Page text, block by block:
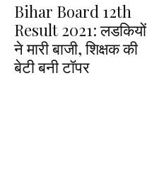
Bihar Board 12th
Result 2021: लडकियों
ने मारी बाजी, शिक्षक की
बेटी बनी टॉपर